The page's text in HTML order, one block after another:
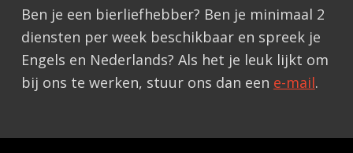
Ben je een bierliefhebber? Ben je minimaal 2
diensten per week beschikbaar en spreek je
Engels en Nederlands? Als het je leuk lijkt om
bij ons te werken, stuur ons dan een e-mail.
Teruggaan naar de hoofdnavigatie